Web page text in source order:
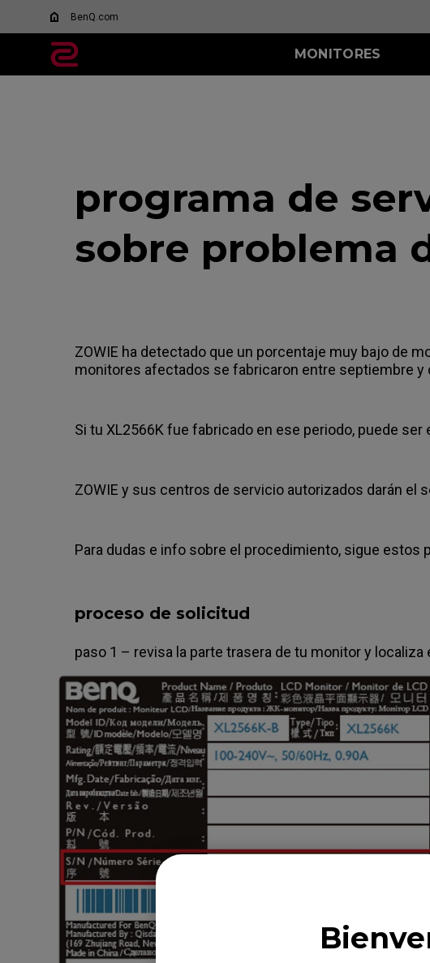
BenQ.com
MONITORES
240Hz
programa de
sobre problema
ZOWIE ha detectado que un porcentaje muy bajo de
monitores afectados se fabricaron entre septiembre y
Si tu XL2566K fue fabricado en ese periodo, puede
ZOWIE y sus centros de servicio autorizados darán el
Para dudas e info sobre el procedimiento, sigue estos
proceso de solicitud
paso 1 – revisa la parte trasera de tu monitor y